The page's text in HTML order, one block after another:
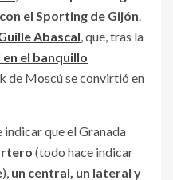
el Sporting de Gijón.
Abascal, que, tras la
el banquillo
de Moscú se convirtió en
que el Granada
(todo hace indicar
), un central, un lateral y